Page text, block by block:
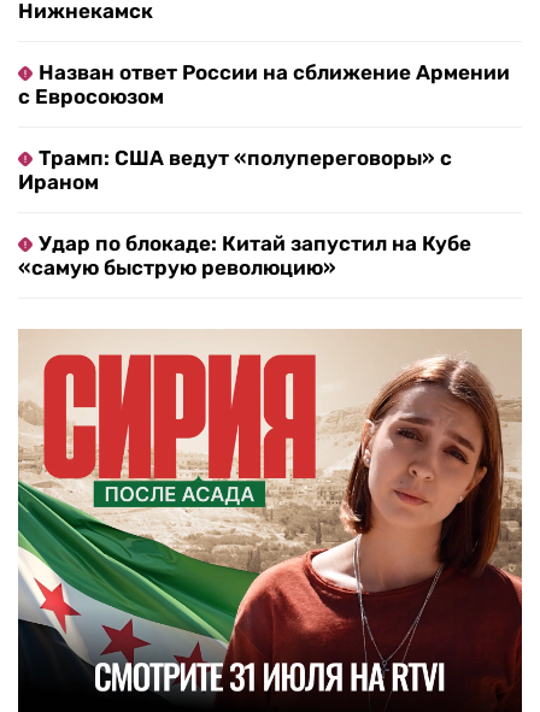
Нижнекамск
Назван ответ России на сближение Армении
с Евросоюзом
Трамп: США ведут «полупереговоры» с
Ираном
Удар по блокаде: Китай запустил на Кубе
«самую быструю революцию»